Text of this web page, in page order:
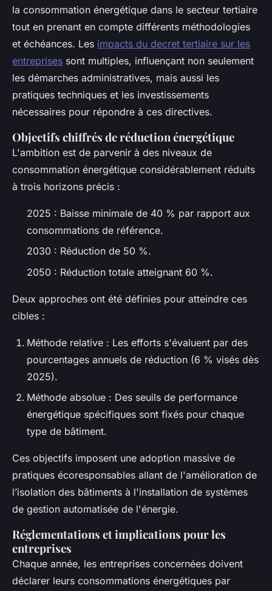
la consommation énergétique dans le secteur tertiaire
tout en prenant en compte différents méthodologies
et échéances. Les impacts du decret tertiaire sur les
entreprises sont multiples, influençant non seulement
les démarches administratives, mais aussi les
pratiques techniques et les investissements
nécessaires pour répondre à ces directives.
Objectifs chiffrés de réduction énergétique
L'ambition est de parvenir à des niveaux de
consommation énergétique considérablement réduits
à trois horizons précis :
2025 : Baisse minimale de 40 % par rapport aux
consommations de référence.
2030 : Réduction de 50 %.
2050 : Réduction totale atteignant 60 %.
Deux approches ont été définies pour atteindre ces
cibles :
Méthode relative : Les efforts s'évaluent par des
pourcentages annuels de réduction (6 % visés dès
2025).
Méthode absolue : Des seuils de performance
énergétique spécifiques sont fixés pour chaque
type de bâtiment.
Ces objectifs imposent une adoption massive de
pratiques écoresponsables allant de l'amélioration de
l’isolation des bâtiments à l'installation de systèmes
de gestion automatisée de l'énergie.
Réglementations et implications pour les
entreprises
Chaque année, les entreprises concernées doivent
déclarer leurs consommations énergétiques par